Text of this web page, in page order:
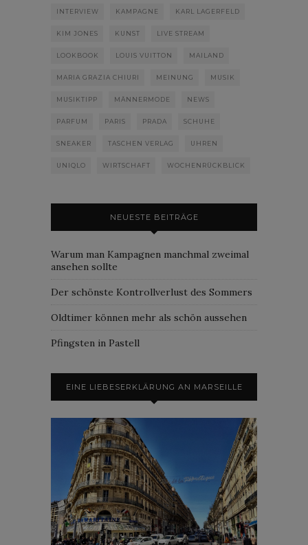
INTERVIEW KAMPAGNE KARL LAGERFELD
KIM JONES KUNST LIVE STREAM
LOOKBOOK LOUIS VUITTON MAILAND
MARIA GRAZIA CHIURI MEINUNG MUSIK
MUSIKTIPP MÄNNERMODE NEWS
PARFUM PARIS PRADA SCHUHE
SNEAKER TASCHEN VERLAG UHREN
UNIQLO WIRTSCHAFT WOCHENRÜCKBLICK
NEUESTE BEITRÄGE
Warum man Kampagnen manchmal zweimal
ansehen sollte
Der schönste Kontrollverlust des Sommers
Oldtimer können mehr als schön aussehen
Pfingsten in Pastell
EINE LIEBESERKLÄRUNG AN MARSEILLE